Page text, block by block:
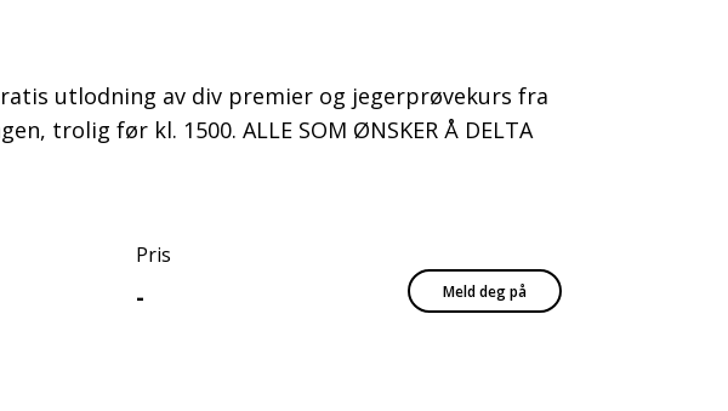
utlodning av div premier og jegerprøvekurs fra
trolig før kl. 1500. ALLE SOM ØNSKER Å DELTA
Pris
- Meld deg på